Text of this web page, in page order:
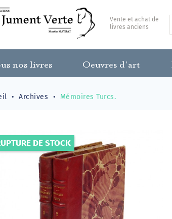
Vente et achat de
livres anciens
nos livres Oeuvres d’art
Archives Mémoires Turcs.
DE STOCK